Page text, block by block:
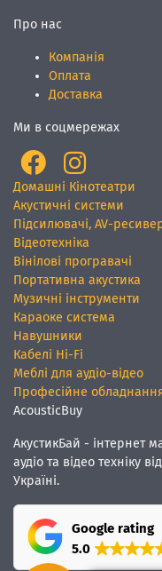
Про нас
Компанія
Оплата
Доставка
Ми в соцмережах
Домашні Кінотеатри
Акустичні системи
Підсилювачі, AV-
Відеотехніка
Вінілові програвачі
Портативна акустика
Музичні інструменти
Караоке система
Навушники
Кабелі Hi-Fi
Меблі для аудіо-відео
Професійне
AcousticBuy
АкустикБай - інтернет
аудіо та відео техніку
Україні.
Google rating
5.0